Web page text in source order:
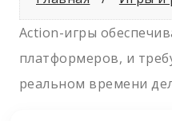
Action-игры
платформеров, и
реальном времени